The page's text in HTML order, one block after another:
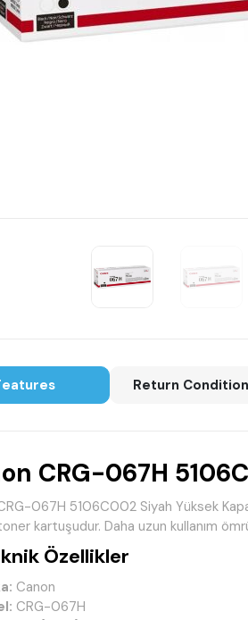
Return
CRG-067H
067H 5106C002 Siyah Yüksek
kartuşudur. Daha uzun kullanım
Özellikler
Canon
CRG-067H